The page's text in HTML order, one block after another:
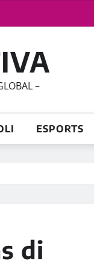
–
ESPORTS
di